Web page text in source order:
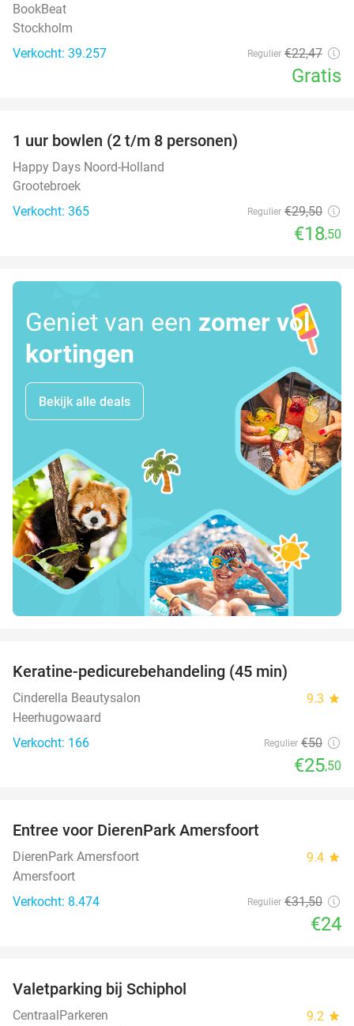
BookBeat
Stockholm
Verkocht: 39.257
Regulier €22,47
Gratis
1 uur bowlen (2 t/m 8 personen)
Happy Days Noord-Holland
Grootebroek
Verkocht: 365
Regulier €29,50
€18,50
Geniet van een zomer vol
kortingen
Bekijk alle deals
Keratine-pedicurebehandeling (45 min)
Cinderella Beautysalon 9.3 star
Heerhugowaard
Verkocht: 166
Regulier €50
€25,50
Entree voor DierenPark Amersfoort
DierenPark Amersfoort 9.4 star
Amersfoort
Verkocht: 8.474
Regulier €31,50
€24
Valetparking bij Schiphol
CentraalParkeren 9.2 star